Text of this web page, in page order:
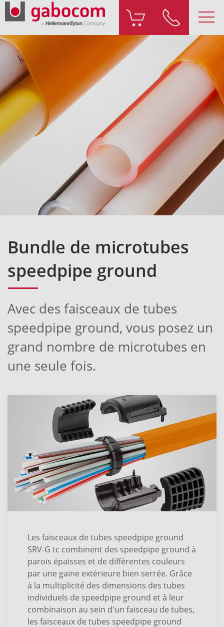
Bundle de microtubes
speedpipe ground
Avec des faisceaux de tubes
speedpipe ground, vous posez un
grand nombre de microtubes en
une seule fois.
Les faisceaux de tubes speedpipe ground
SRV-G tc combinent des speedpipe ground à
parois épaisses et de différentes couleurs
par une gaine extérieure bien serrée. Grâce
à la multiplicité des dimensions des tubes
individuels de speedpipe ground et à leur
combinaison au sein d'un faisceau de tubes,
les faisceaux de tubes speedpipe ground